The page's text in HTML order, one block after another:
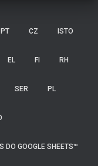
PT CZ ISTO
EL FI RH
SER PL
DO GOOGLE SHEETS™